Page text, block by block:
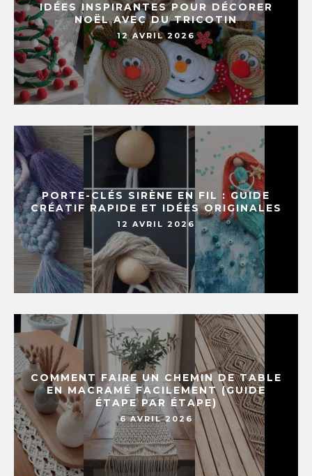
IDÉES INSPIRANTES POUR DÉCORER
NOËL AVEC DU TRICOTIN
12 AVRIL 2026
PORTE-CLÉS SIRÈNE EN FIL : GUIDE
CRÉATIF RAPIDE ET IDÉES ORIGINALES
12 AVRIL 2026
COMMENT FAIRE UN CHEMIN DE TABLE
EN MACRAMÉ FACILEMENT (GUIDE
ÉTAPE PAR ÉTAPE)
6 AVRIL 2026